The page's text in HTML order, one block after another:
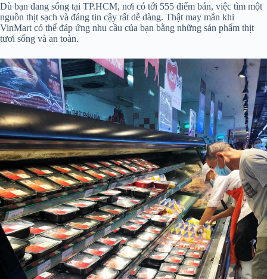
Dù bạn đang sống tại TP.HCM, nơi có tới 555 điểm bán, việc tìm một
nguồn thịt sạch và đáng tin cậy rất dễ dàng. Thật may mắn khi
VinMart có thể đáp ứng nhu cầu của bạn bằng những sản phẩm thịt
tươi sống và an toàn.